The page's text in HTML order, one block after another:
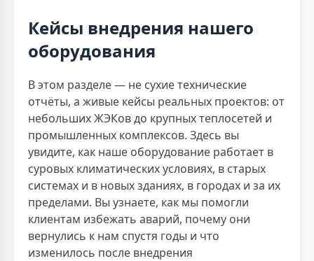
Кейсы внедрения нашего
оборудования
В этом разделе — не сухие технические
отчёты, а живые кейсы реальных проектов: от
небольших ЖЭКов до крупных теплосетей и
промышленных комплексов. Здесь вы
увидите, как наше оборудование работает в
суровых климатических условиях, в старых
системах и в новых зданиях, в городах и за их
пределами. Вы узнаете, как мы помогли
клиентам избежать аварий, почему они
вернулись к нам спустя годы и что
изменилось после внедрения